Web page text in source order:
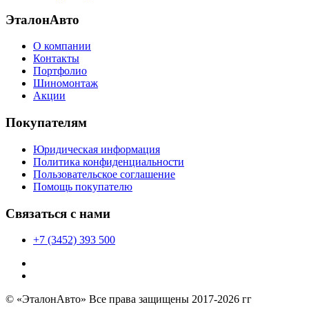
ЭталонАвто
О компании
Контакты
Портфолио
Шиномонтаж
Акции
Покупателям
Юридическая информация
Политика конфиденциальности
Пользовательское соглашение
Помощь покупателю
Связаться с нами
+7 (3452) 393 500
© «ЭталонАвто» Все права защищены 2017-2026 гг